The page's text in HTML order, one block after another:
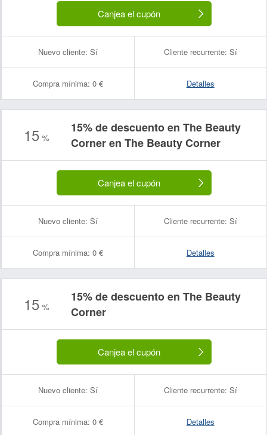
Canjea el cupón
Nuevo cliente: Sí Cliente recurrente: Sí
Compra mínima: 0 € Detalles
15 %
15% de descuento en The Beauty
Corner en The Beauty Corner
Canjea el cupón
Nuevo cliente: Sí Cliente recurrente: Sí
Compra mínima: 0 € Detalles
15 %
15% de descuento en The Beauty
Corner
Canjea el cupón
Nuevo cliente: Sí Cliente recurrente: Sí
Compra mínima: 0 € Detalles